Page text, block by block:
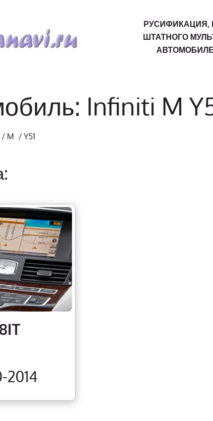
РУСИФИКАЦИЯ,
ШТАТНОГО
Infiniti M
/ M / Y51
2014